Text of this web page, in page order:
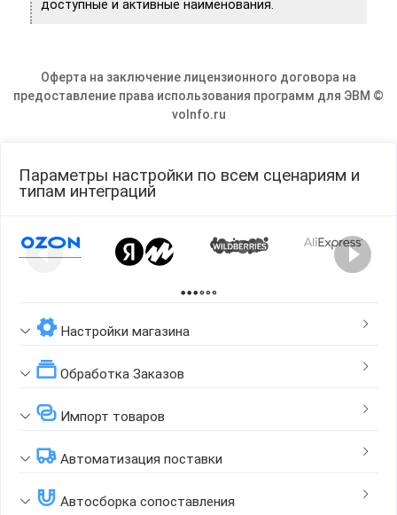
доступные и активные наименования.
Оферта на заключение лицензионного договора на
предоставление права использования программ для ЭВМ ©
voInfo.ru
Параметры настройки по всем сценариям и
типам интеграций
Настройки магазина
Обработка Заказов
Импорт товаров
Автоматизация поставки
Автосборка сопоставления